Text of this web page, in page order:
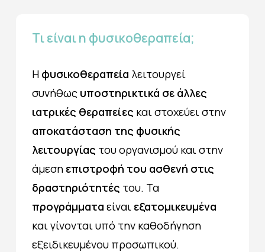
Τιείναιη φυσικοθεραπεία;
Η φυσικοθεραπεία λειτουργεί
συνήθως υποστηρικτικά σε άλλες
ιατρικές θεραπείες και στοχεύει στην
αποκατάσταση της φυσικής
λειτουργίας του οργανισμού και στην
άμεση επιστροφή του ασθενή στις
δραστηριότητές του. Τα
προγράμματα είναι εξατομικευμένα
και γίνονται υπό την καθοδήγηση
εξειδικευμένου προσωπικού.